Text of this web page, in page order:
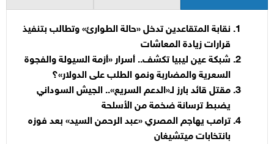
نقابة المتقاعدين تدخل «حالة الطوارئ» وتطالب بتنفيذ
قرارات زيادة المعاشات
شبكة عين ليبيا تكشف.. أسرار «أزمة السيولة والفجوة
السعرية والمضاربة ونمو الطلب على الدولار»؟
مقتل قائد بارز لـ«الدعم السريع».. الجيش السوداني
يضبط ترسانة ضخمة من الأسلحة
ترامب يهاجم المصري «عبد الرحمن السيد» بعد فوزه
بانتخابات ميتشيغان